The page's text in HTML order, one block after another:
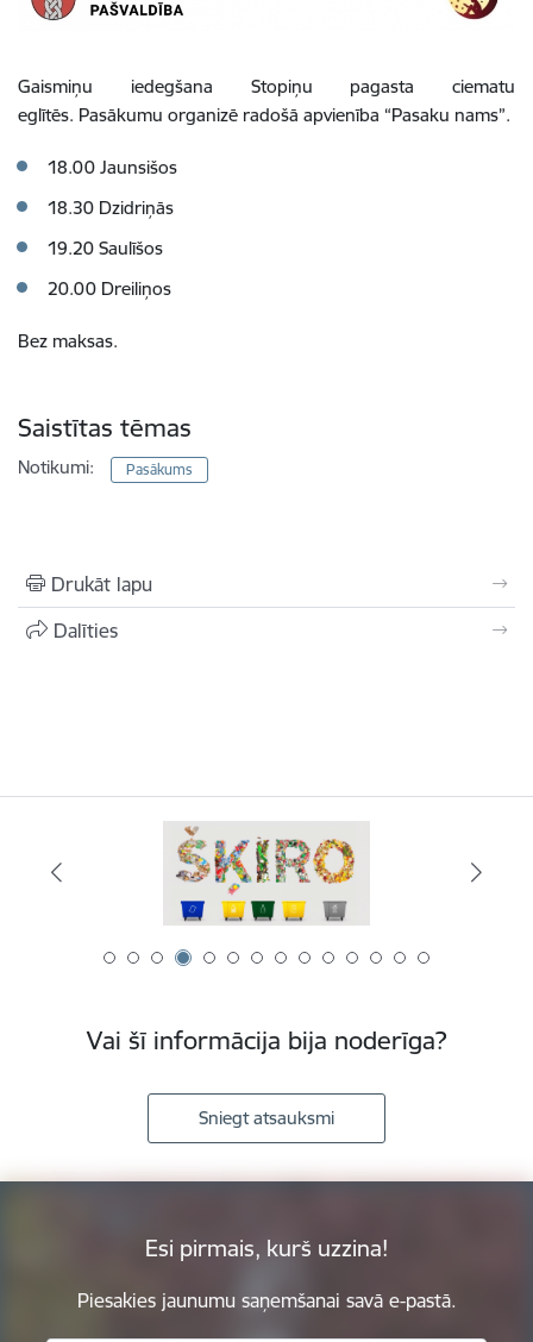
Gaismiņu iedegšana Stopiņu pagasta ciematu
eglītēs. Pasākumu organizē radošā apvienība “Pasaku nams”.
18.00 Jaunsišos
18.30 Dzidriņās
19.20 Saulīšos
20.00 Dreiliņos
Bez maksas.
Saistītas tēmas
Notikumi: Pasākums
Drukāt lapu
Dalīties
Vai šī informācija bija noderīga?
Sniegt atsauksmi
Esi pirmais, kurš uzzina!
Piesakies jaunumu saņemšanai savā e-pastā.